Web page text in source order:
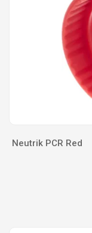
Neutrik PCR Red